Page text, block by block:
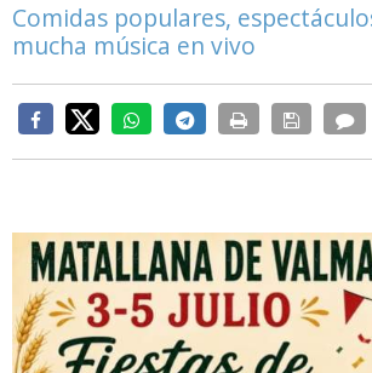
Comidas populares,
mucha música en vivo